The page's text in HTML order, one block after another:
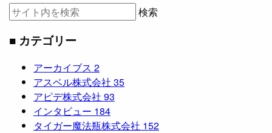
検索
■ カテゴリー
アーカイブス 2
アスベル株式会社 35
アピデ株式会社 93
インタビュー 184
タイガー魔法瓶株式会社 152